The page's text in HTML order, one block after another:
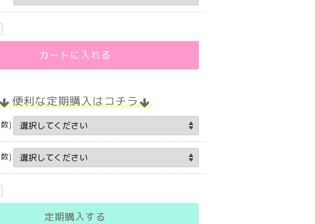
カートに入れる
便利な定期購入はコチラ
)
)
定期購入する